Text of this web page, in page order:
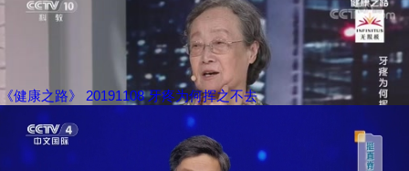
《健康之路》 20191108 牙疼为何挥之不去